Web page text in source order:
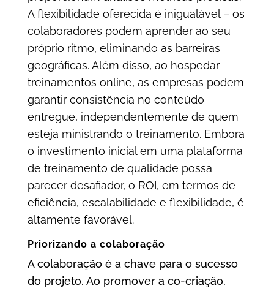
A flexibilidade oferecida é inigualável – os
colaboradores podem aprender ao seu
próprio ritmo, eliminando as barreiras
geográficas. Além disso, ao hospedar
treinamentos online, as empresas podem
garantir consistência no conteúdo
entregue, independentemente de quem
esteja ministrando o treinamento. Embora
o investimento inicial em uma plataforma
de treinamento de qualidade possa
parecer desafiador, o ROI, em termos de
eficiência, escalabilidade e flexibilidade, é
altamente favorável.
Priorizando a colaboração
A colaboração é a chave para o sucesso
do projeto. Ao promover a co-criação,